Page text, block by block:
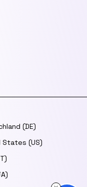
(DE)
States (US)